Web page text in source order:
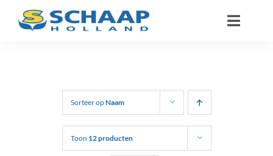
naar
Toggle
Sorteer opNaam
Toon 12 producten